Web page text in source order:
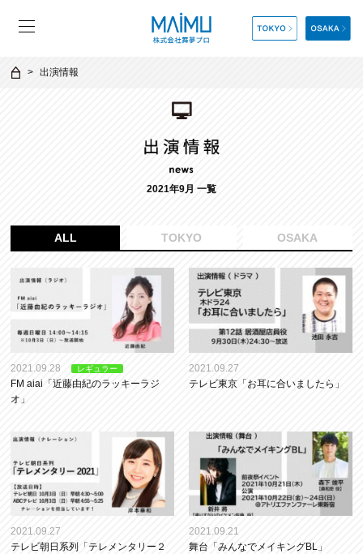
出演情報
2021年9月 一覧
ALL TOKYO OSAKA
2021.09.28 レギュラー
FM aiai「近藤由紀のラッキーラジ
オ」
2021.09.27
テレビ東京「お耳に合いましたら」
2021.09.27
テレビ朝日系列「テレメンタリー２
2021.09.21
舞台「みんなでメイキングBL」